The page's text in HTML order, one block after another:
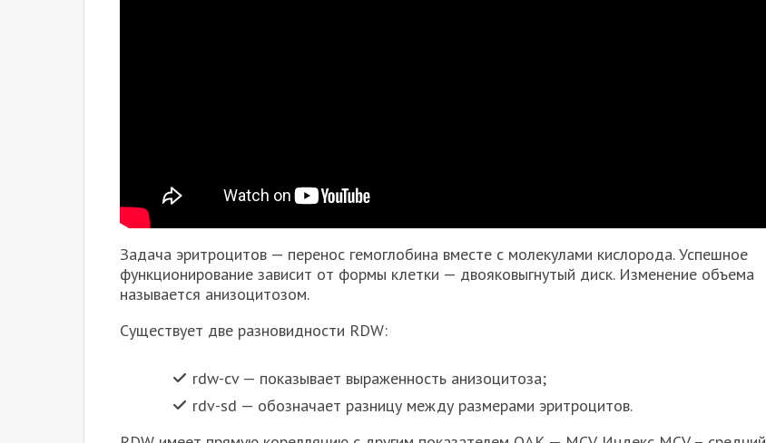
Задача эритроцитов — перенос гемоглобина вместе с молекулами кислорода. Успешное
функционирование зависит от формы клетки — двояковыгнутый диск. Изменение объема
называется анизоцитозом.
Существует две разновидности RDW:
rdw-cv — показывает выраженность анизоцитоза;
rdv-sd — обозначает разницу между размерами эритроцитов.